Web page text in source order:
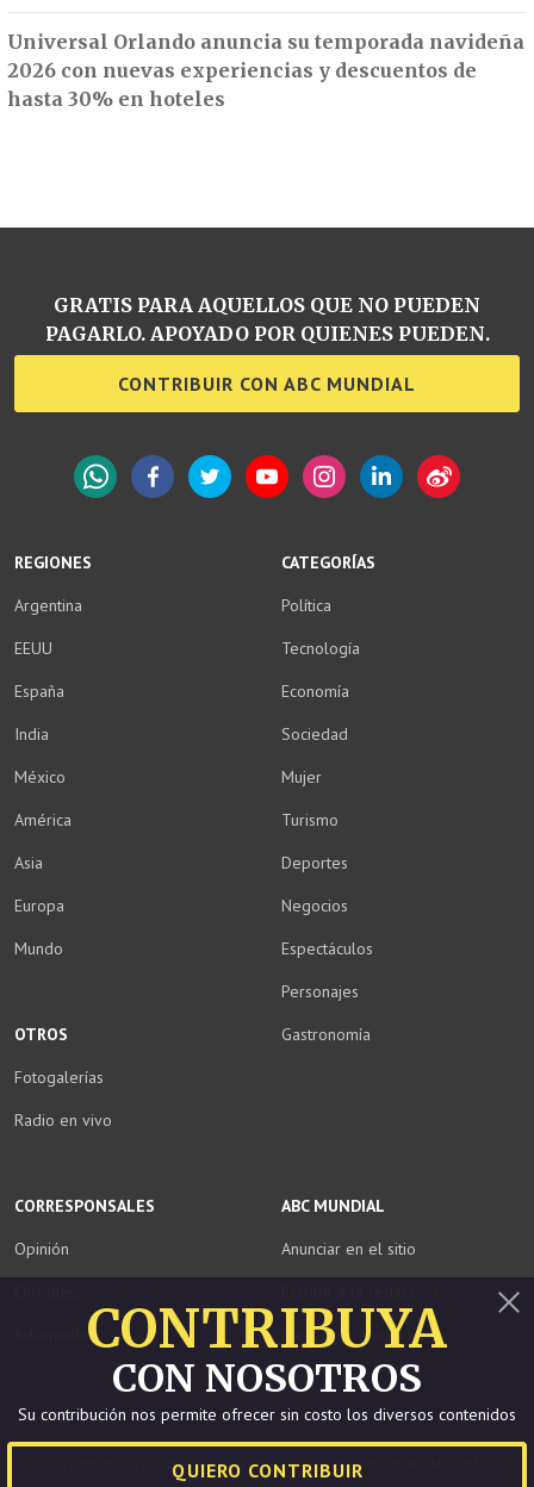
Universal Orlando anuncia su temporada navideña
2026 con nuevas experiencias y descuentos de
hasta 30% en hoteles
CONTRIBUYA
CON NOSOTROS
Su contribución nos permite ofrecer sin costo los diversos contenidos
QUIERO CONTRIBUIR
REGIONES
Argentina
EEUU
España
India
México
América
Asia
Europa
Mundo
CATEGORÍAS
Política
Tecnología
Economía
Sociedad
Mujer
Turismo
Deportes
Negocios
Espectáculos
Personajes
Gastronomía
CORRESPONSALES
Opinión
Informados
OTROS
Fotogalerías
Radio en vivo
ABC MUNDIAL
Anunciar en el sitio
Descargar media kit
Staff
GRATIS PARA AQUELLOS QUE NO PUEDEN
PAGARLO. APOYADO POR QUIENES PUEDEN.
CONTRIBUIR CON ABC MUNDIAL
Copyright ©2026.Todos los derechos reservados. ABCMUNDIAL.COM es